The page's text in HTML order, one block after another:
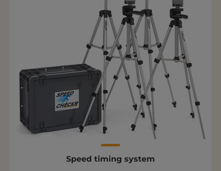
Speed timing system